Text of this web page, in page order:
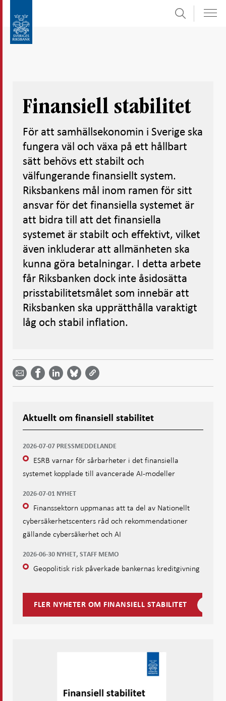
direkt
Sök
Finansiell stabilitet
För att samhällsekonomin i Sverige ska
fungera väl och växa på ett hållbart
sätt behövs ett stabilt och
välfungerande finansiellt system.
Riksbankens mål inom ramen för sitt
ansvar för det finansiella systemet är
att bidra till att det finansiella
systemet är stabilt och effektivt, vilket
även inkluderar att allmänheten ska
kunna göra betalningar. I detta arbete
får Riksbanken dock inte åsidosätta
prisstabilitetsmålet som innebär att
Riksbanken ska upprätthålla varaktigt
låg och stabil inflation.
Dela
email -
Öppnas
Dela på
Facebook
- Öppnas
Dela på
LinkedIn
-
Öppnas
på
Bluesky
-
på
Twitter
-
Aktuellt om finansiell stabilitet
2026-07-07 PRESSMEDDELANDE
ESRB varnar för sårbarheter i det finansiella
systemet kopplade till avancerade AI-modeller
2026-07-01 NYHET
Finanssektorn uppmanas att ta del av Nationellt
cybersäkerhetscenters råd och rekommendationer
gällande cybersäkerhet och AI
2026-06-30 NYHET, STAFF MEMO
Geopolitisk risk påverkade bankernas kreditgivning
FLER NYHETER OM FINANSIELL STABILITET